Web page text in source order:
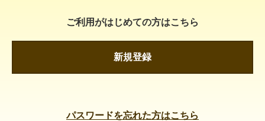
ご利用がはじめての方はこちら
新規登録
パスワードを忘れた方はこちら